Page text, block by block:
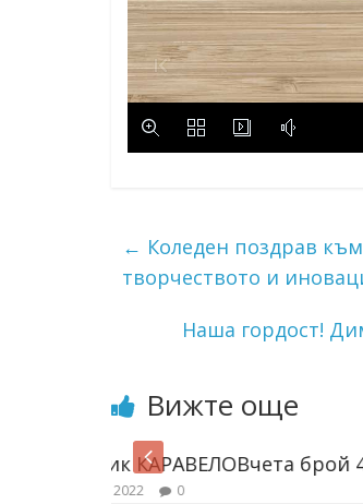
← Коледен поздрав
творчеството и
Наша гордост!
Вижте още
брой 4